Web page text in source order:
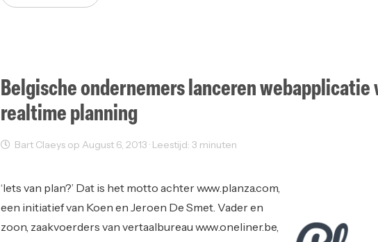
Belgische ondernemers lanceren webapplicatie
realtime planning
Bart Claeys op August 6, 2013 · Leestijd: 3 minuten
‘Iets van plan?’ Dat is het motto achter www.planza.com,
een initiatief van Koen en Jeroen De Smet. Vader en
zoon, zaakvoerders van vertaalbureau www.oneliner.be,